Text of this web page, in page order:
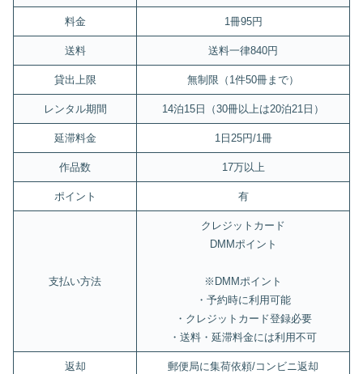
料金 1冊95円
送料 送料一律840円
貸出上限 無制限（1件50冊まで）
レンタル期間 14泊15日（30冊以上は20泊21日）
延滞料金 1日25円/1冊
作品数 17万以上
ポイント 有
支払い方法
クレジットカード
DMMポイント
※DMMポイント
・予約時に利用可能
・クレジットカード登録必要
・送料・延滞料金には利用不可
返却 郵便局に集荷依頼/コンビニ返却